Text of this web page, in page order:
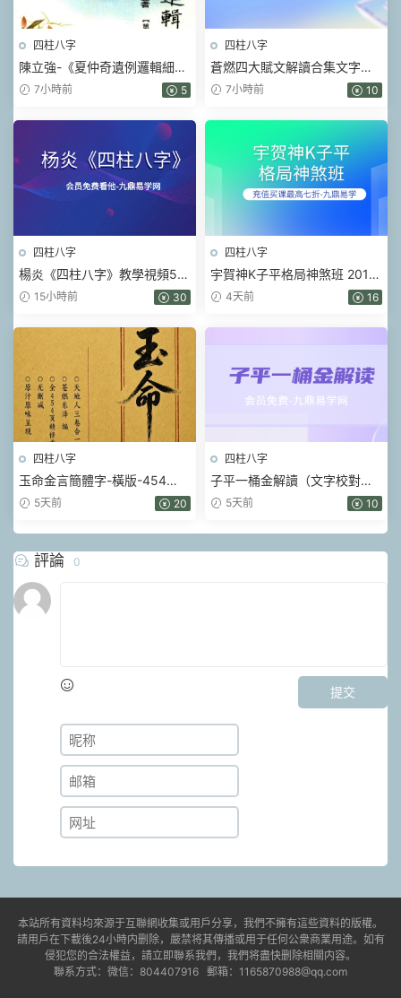
四柱八字
陳立強-《夏仲奇遺例邏輯細解
【第 1~7 篇】、》174頁–彩色
7小時前 5
四柱八字
蒼燃四大賦文解讀合集文字版
pdf7小時前 10
四柱八字
楊炎《四柱八字》教學視頻56
集 15小時前 30
四柱八字
宇賀神K子平格局神煞班 2017
年 .pdf 452頁
4天前 16
四柱八字
玉命金言簡體字-橫版-454
頁.pdf
5天前 20
四柱八字
子平一桶金解讀（文字校對整
理）.pdf 214頁
5天前 10
評論 0
提交
本站所有資料均來源于互聯網收集或用戶分享，我們不擁有這些資料的版權。
請用戶在下載後24小時内删除，嚴禁将其傳播或用于任何公衆商業用途。如有
侵犯您的合法權益，請立即聯系我們，我們将盡快删除相關内容。
聯系方式：微信：804407916 郵箱：1165870988@qq.com